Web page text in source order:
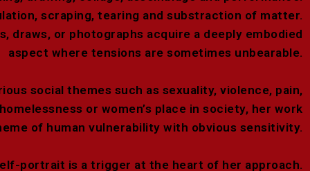
scraping, tearing and substraction of matter.
draws, or photographs acquire a deeply embodied
aspect where tensions are sometimes unbearable.
social themes such as sexuality, violence, pain,
or women’s place in society, her work
of human vulnerability with obvious sensitivity.
portrait is a trigger at the heart of her approach.